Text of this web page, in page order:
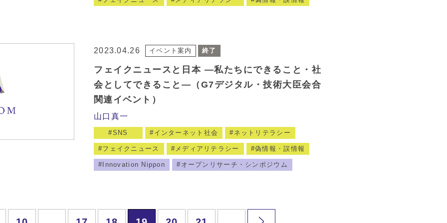
2023.04.26 イベント案内 終了
フェイクニュースと日本 ―私たちにできること・社
会としてできること―（G7デジタル・技術大臣会合
関連イベント）
山口真一
SNS インターネット社会 ネットリテラシー
フェイクニュース メディアリテラシー 偽情報・誤情報
Innovation Nippon オープンリサーチ・シンポジウム